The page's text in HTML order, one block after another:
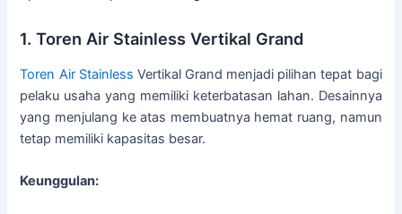
1. Toren Air Stainless Vertikal Grand
Toren Air Stainless Vertikal Grand menjadi pilihan tepat bagi
pelaku usaha yang memiliki keterbatasan lahan. Desainnya
yang menjulang ke atas membuatnya hemat ruang, namun
tetap memiliki kapasitas besar.
Keunggulan: